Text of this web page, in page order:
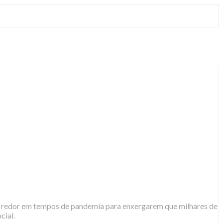
em tempos de pandemia para enxergarem que milhares de